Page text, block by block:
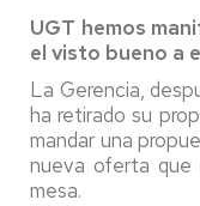
UGT hemos
el visto bueno a
La Gerencia,
ha retirado su
mandar una
nueva oferta que
mesa.